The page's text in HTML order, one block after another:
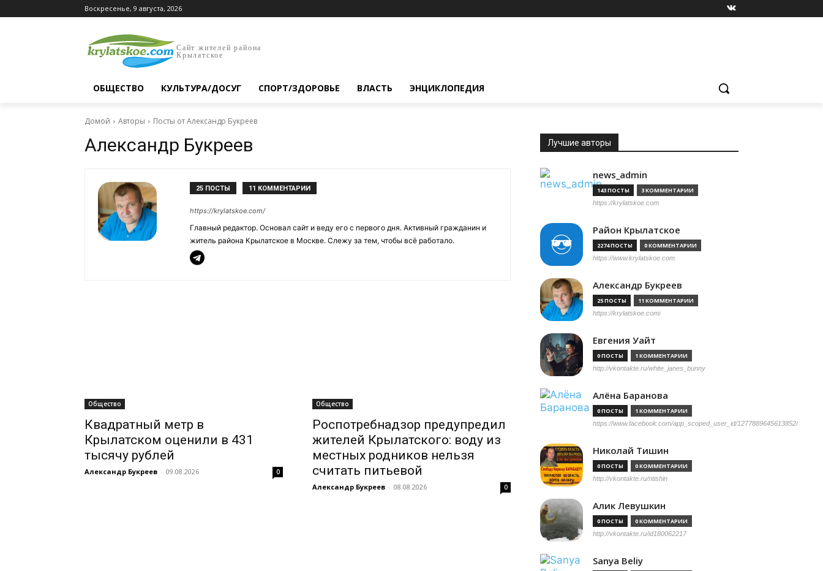
Воскресенье, 9 августа, 2026
Сайт жителей района
Крылатское
ОБЩЕСТВО КУЛЬТУРА/ДОСУГ СПОРТ/ЗДОРОВЬЕ ВЛАСТЬ ЭНЦИКЛОПЕДИЯ
Домой Авторы Посты от Александр Букреев
Александр Букреев
25 ПОСТЫ 11 КОММЕНТАРИИ
https://krylatskoe.com/
Главный редактор. Основал сайт и веду его с первого дня. Активный гражданин и
житель района Крылатское в Москве. Слежу за тем, чтобы всё работало.
Общество
Квадратный метр в
Крылатском оценили в 431
тысячу рублей
Александр Букреев - 09.08.2026 0
Общество
Роспотребнадзор предупредил
жителей Крылатского: воду из
местных родников нельзя
считать питьевой
Александр Букреев - 08.08.2026 0
Лучшие авторы
news_admin
143 ПОСТЫ 3 КОММЕНТАРИИ
https://krylatskoe.com
Район Крылатское
2274 ПОСТЫ 0 КОММЕНТАРИИ
https://www.krylatskoe.com
Александр Букреев
25 ПОСТЫ 11 КОММЕНТАРИИ
https://krylatskoe.com/
Евгения Уайт
0 ПОСТЫ 1 КОММЕНТАРИИ
http://vkontakte.ru/white_janes_bunny
Алёна Баранова
0 ПОСТЫ 1 КОММЕНТАРИИ
https://www.facebook.com/app_scoped_user_id/1277889645613852/
Николай Тишин
0 ПОСТЫ 0 КОММЕНТАРИИ
http://vkontakte.ru/ntishin
Алик Левушкин
0 ПОСТЫ 0 КОММЕНТАРИИ
http://vkontakte.ru/id180062217
Sanya Beliy